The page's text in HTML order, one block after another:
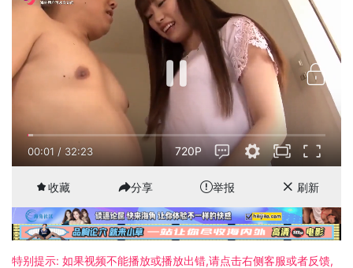
00:01 / 32:23 720P
收藏 分享 举报 刷新
特别提示: 如果视频不能播放或播放出错,请点击右侧客服或者反馈,